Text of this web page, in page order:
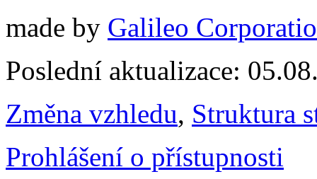
made by Galileo
Poslední aktualizace:
Změna vzhledu, Struktura
Prohlášení o přístupnosti